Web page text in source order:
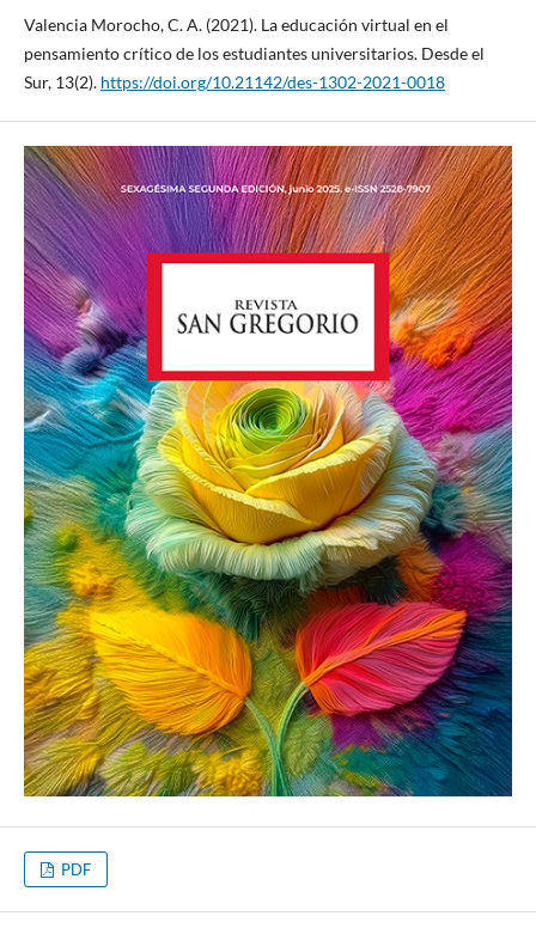
Valencia Morocho, C. A. (2021). La educación virtual en el
pensamiento crítico de los estudiantes universitarios. Desde el
Sur, 13(2). https://doi.org/10.21142/des-1302-2021-0018
PDF